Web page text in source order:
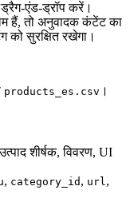
एंड-ड्रॉप करें।
हैं, तो अनुवादक कंटेंट का
को सुरक्षित रखेगा।
products_es.csv ।
शीर्षक, विवरण, UI
, category_id , url,